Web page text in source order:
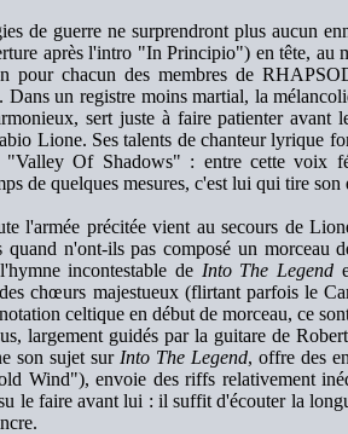
de guerre ne surprendront plus aucun
après l'intro "In Principio") en tête, au
pour chacun des membres de
Dans un registre moins martial, la
sert juste à faire patienter avant
Lione. Ses talents de chanteur lyrique
"Valley Of Shadows" : entre cette voix
de quelques mesures, c'est lui qui tire
l'armée précitée vient au secours de
quand n'ont-ils pas composé un
incontestable de Into The Legend
chœurs majestueux (flirtant parfois le
celtique en début de morceau, ce
largement guidés par la guitare de
son sujet sur Into The Legend, offre des
Wind"), envoie des riffs relativement
le faire avant lui : il suffit d'écouter la